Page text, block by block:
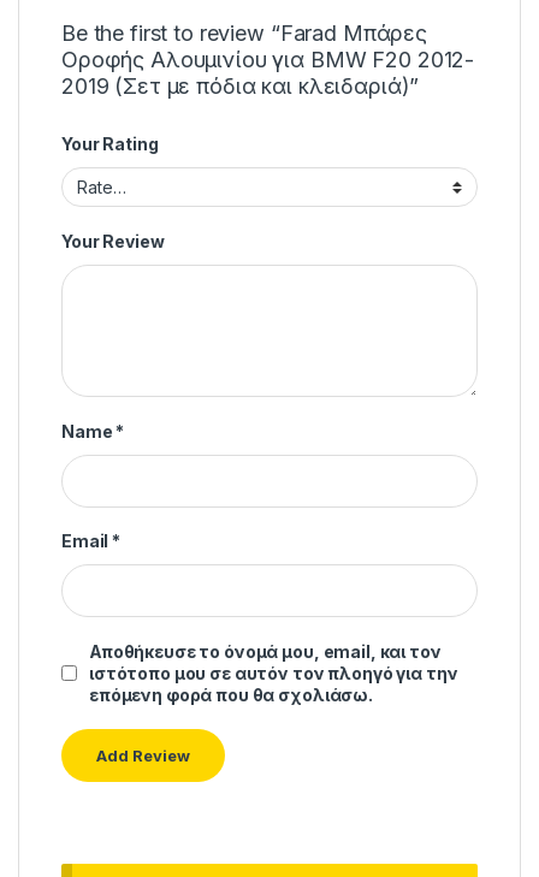
Be the first to review “Farad Μπάρες
Οροφής Αλουμινίου για BMW F20 2012-
2019 (Σετ με πόδια και κλειδαριά)”
Your Rating
Your Review
Name *
Email *
Αποθήκευσε το όνομά μου, email, και τον
ιστότοπο μου σε αυτόν τον πλοηγό για την
επόμενη φορά που θα σχολιάσω.